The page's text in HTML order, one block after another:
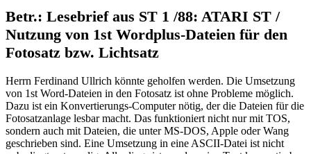
Betr.: Lesebrief aus ST 1 /88: ATARI ST /
Nutzung von 1st Wordplus-Dateien für den
Fotosatz bzw. Lichtsatz
Herrn Ferdinand Ullrich könnte geholfen werden. Die Umsetzung
von 1st Word-Dateien in den Fotosatz ist ohne Probleme möglich.
Dazu ist ein Konvertierungs-Computer nötig, der die Dateien für die
Fotosatzanlage lesbar macht. Das funktioniert nicht nur mit TOS,
sondern auch mit Dateien, die unter MS-DOS, Apple oder Wang
geschrieben sind. Eine Umsetzung in eine ASCII-Datei ist nicht